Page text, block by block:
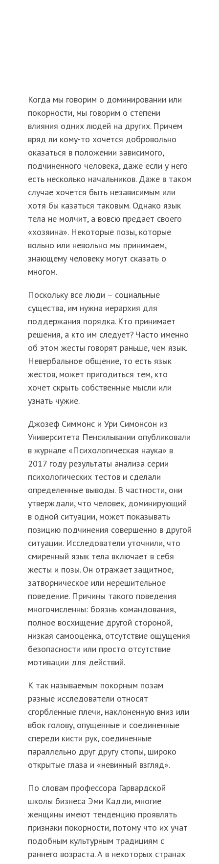
Когда мы говорим о доминировании или
покорности, мы говорим о степени
влияния одних людей на других. Причем
вряд ли кому-то хочется добровольно
оказаться в положении зависимого,
подчиненного человека, даже если у него
есть несколько начальников. Даже в таком
случае хочется быть независимым или
хотя бы казаться таковым. Однако язык
тела не молчит, а вовсю предает своего
«хозяина». Некоторые позы, которые
вольно или невольно мы принимаем,
знающему человеку могут сказать о
многом.
Поскольку все люди – социальные
существа, им нужна иерархия для
поддержания порядка. Кто принимает
решения, а кто им следует? Часто именно
об этом жесты говорят раньше, чем язык.
Невербальное общение, то есть язык
жестов, может пригодиться тем, кто
хочет скрыть собственные мысли или
узнать чужие.
Джозеф Симмонс и Ури Симонсон из
Университета Пенсильвании опубликовали
в журнале «Психологическая наука» в
2017 году результаты анализа серии
психологических тестов и сделали
определенные выводы. В частности, они
утверждали, что человек, доминирующий
в одной ситуации, может показывать
позицию подчинения совершенно в другой
ситуации. Исследователи уточнили, что
смиренный язык тела включает в себя
жесты и позы. Он отражает защитное,
затворническое или нерешительное
поведение. Причины такого поведения
многочисленны: боязнь командования,
полное восхищение другой стороной,
низкая самооценка, отсутствие ощущения
безопасности или просто отсутствие
мотивации для действий.
К так называемым покорным позам
разные исследователи относят
сгорбленные плечи, наклоненную вниз или
вбок голову, опущенные и соединенные
спереди кисти рук, соединенные
параллельно друг другу стопы, широко
открытые глаза и «невинный взгляд».
По словам профессора Гарвардской
школы бизнеса Эми Кадди, многие
женщины имеют тенденцию проявлять
признаки покорности, потому что их учат
подобным культурным традициям с
раннего возраста. А в некоторых странах